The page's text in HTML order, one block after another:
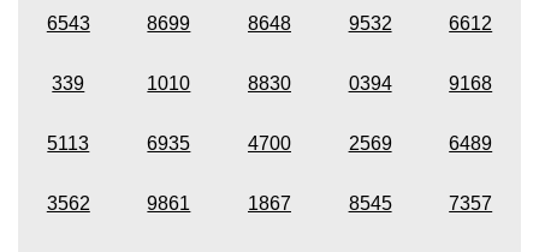
6543 8699 8648 9532 6612
339 1010 8830 0394 9168
5113 6935 4700 2569 6489
3562 9861 1867 8545 7357